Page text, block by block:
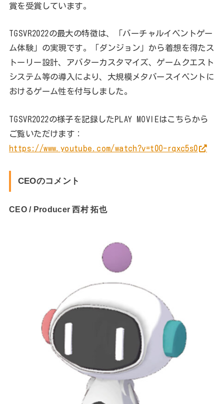
賞を受賞しています。
TGSVR2022の最大の特徴は、「バーチャルイベントゲー
ム体験」の実現です。「ダンジョン」から着想を得たス
トーリー設計、アバターカスタマイズ、ゲームクエスト
システム等の導入により、大規模メタバースイベントに
おけるゲーム性を付与しました。
TGSVR2022の様子を記録したPLAY MOVIEはこちらから
ご覧いただけます：
https://www.youtube.com/watch?v=t0O-rqxc5s0
CEOのコメント
CEO / Producer 西村 拓也